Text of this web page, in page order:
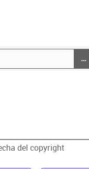
…
del copyright